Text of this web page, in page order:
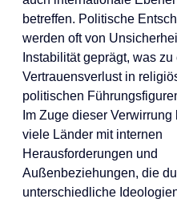
betreffen. Politische
werden oft von
Instabilität geprägt, was zu
Vertrauensverlust in
politischen
Im Zuge dieser Verwirrung
viele Länder mit internen
Herausforderungen und
Außenbeziehungen, die
unterschiedliche